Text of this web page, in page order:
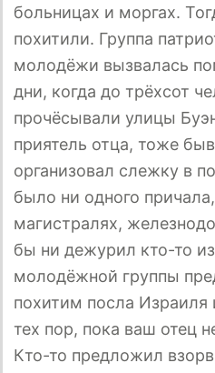
больницах и моргах.
похитили. Группа
молодёжи вызвалась
дни, когда до трёхсот
прочёсывали улицы
приятель отца, тоже
организовал слежку в
было ни одного
магистралях,
бы ни дежурил кто-то
молодёжной группы
похитим посла Израиля
тех пор, пока ваш отец
Кто-то предложил